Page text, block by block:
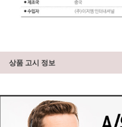
상품 고시 정보